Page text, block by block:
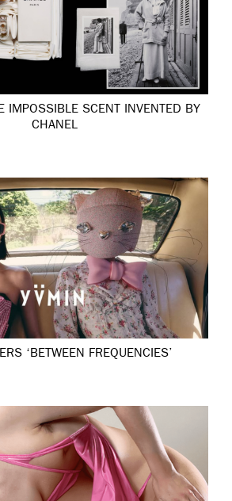
IMPOSSIBLE SCENT INVENTED BY
CHANEL
‘BETWEEN FREQUENCIES’